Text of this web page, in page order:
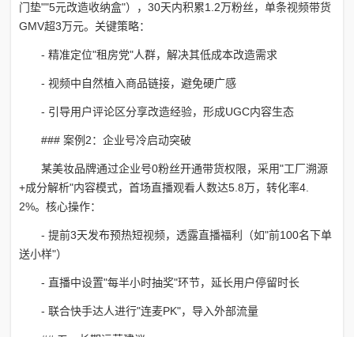
门垫""5元改造收纳盒"），30天内积累1.2万粉丝，单条视频带货
GMV超3万元。关键策略：
- 精准定位"租房党"人群，解决其低成本改造需求
- 视频中自然植入商品链接，避免硬广感
- 引导用户评论区分享改造经验，形成UGC内容生态
### 案例2：企业号冷启动突破
某美妆品牌通过企业号0粉丝开通带货权限，采用"工厂溯源
+成分解析"内容模式，首场直播观看人数达5.8万，转化率4.
2%。核心操作：
- 提前3天发布预热短视频，透露直播福利（如"前100名下单
送小样"）
- 直播中设置"每半小时抽奖"环节，延长用户停留时长
- 联合快手达人进行"连麦PK"，导入外部流量